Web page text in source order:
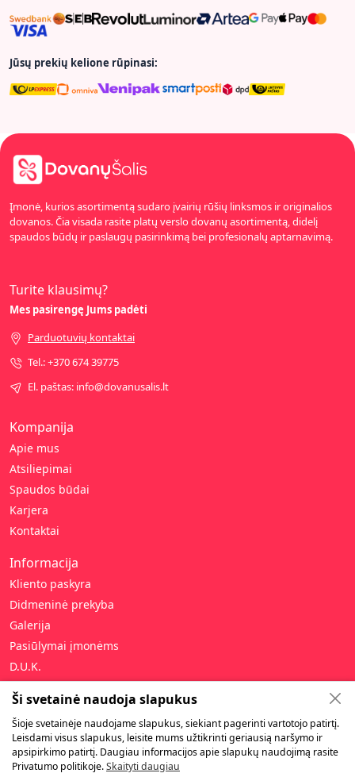
Jūsų prekių kelione rūpinasi:
Įmonė, kurios asortimentą sudaro įvairių rūšių linksmos ir originalios
dovanos. Čia visada rasite platų verslo dovanų asortimentą, didelį
spaudos būdų ir paslaugų pasirinkimą bei profesionalų aptarnavimą.
Kompanija
Apie mus
Atsiliepimai
Spaudos būdai
Karjera
Kontaktai
Informacija
Kliento paskyra
Didmeninė prekyba
Galerija
Pasiūlymai įmonėms
D.U.K.
Pagalba
Privatumo politika
Pirkimo taisyklės
Garantija ir gražinimas
Turite klausimų?
Mes pasirengę Jums padėti
Parduotuvių kontaktai
Tel.: +370 674 39775
El. paštas: info@dovanusalis.lt
Ši svetainė naudoja slapukus
Šioje svetainėje naudojame slapukus, siekiant pagerinti vartotojo patirtį.
Leisdami visus slapukus, leisite mums užtikrinti geriausią naršymo ir
apsipirkimo patirtį. Daugiau informacijos apie slapukų naudojimą rasite
Privatumo politikoje.Skaityti daugiau